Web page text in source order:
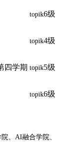
topik6级
四学期
topik4级
topik5级
topik6级
、AI融合学院、